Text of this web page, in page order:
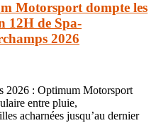
Motorsport dompte les
12H de Spa-
2026
2026 : Optimum Motorsport
entre pluie,
acharnées jusqu’au dernier